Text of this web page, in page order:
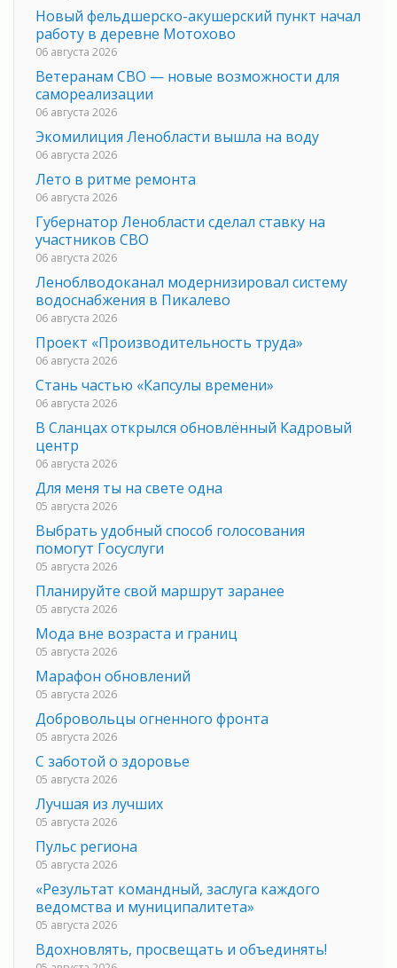
Новый фельдшерско-акушерский пункт начал
работу в деревне Мотохово
06 августа 2026
Ветеранам СВО — новые возможности для
самореализации
06 августа 2026
Экомилиция Ленобласти вышла на воду
06 августа 2026
Лето в ритме ремонта
06 августа 2026
Губернатор Ленобласти сделал ставку на
участников СВО
06 августа 2026
Леноблводоканал модернизировал систему
водоснабжения в Пикалево
06 августа 2026
Проект «Производительность труда»
06 августа 2026
Стань частью «Капсулы времени»
06 августа 2026
В Сланцах открылся обновлённый Кадровый
центр
06 августа 2026
Для меня ты на свете одна
05 августа 2026
Выбрать удобный способ голосования
помогут Госуслуги
05 августа 2026
Планируйте свой маршрут заранее
05 августа 2026
Мода вне возраста и границ
05 августа 2026
Марафон обновлений
05 августа 2026
Добровольцы огненного фронта
05 августа 2026
С заботой о здоровье
05 августа 2026
Лучшая из лучших
05 августа 2026
Пульс региона
05 августа 2026
«Результат командный, заслуга каждого
ведомства и муниципалитета»
05 августа 2026
Вдохновлять, просвещать и объединять!